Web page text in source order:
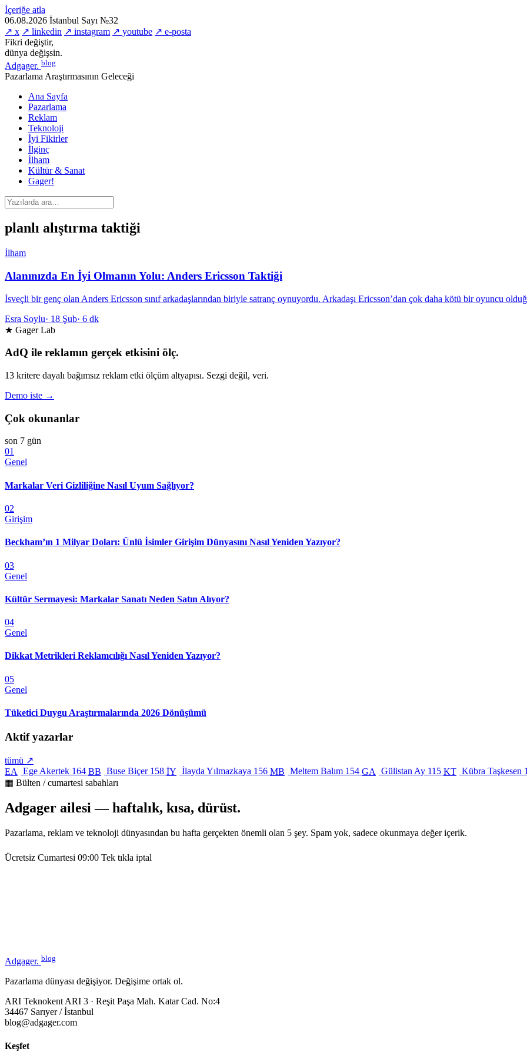
İçeriğe atla
06.08.2026 İstanbul Sayı №32
↗ x ↗ linkedin ↗ instagram ↗ youtube ↗ e-posta
Fikri değiştir,
dünya değişsin.
Adgager. blog
Pazarlama Araştırmasının Geleceği
Ana Sayfa
Pazarlama
Reklam
Teknoloji
İyi Fikirler
İlginç
İlham
Kültür & Sanat
Gager!
planlı alıştırma taktiği
İlham
Alanınızda En İyi Olmanın Yolu: Anders Ericsson Taktiği
İsveçli bir genç olan Anders Ericsson sınıf arkadaşlarından biriyle satranç oynuyordu. Arkadaşı Ericsson’dan çok daha kötü bir oyuncu
Esra Soylu· 18 Şub· 6 dk
★ Gager Lab
AdQ ile reklamın gerçek etkisini ölç.
13 kritere dayalı bağımsız reklam etki ölçüm altyapısı. Sezgi değil, veri.
Demo iste →
Çok okunanlar
son 7 gün
01
Genel
Markalar Veri Gizliliğine Nasıl Uyum Sağlıyor?
02
Girişim
Beckham’ın 1 Milyar Doları: Ünlü İsimler Girişim Dünyasını Nasıl Yeniden Yazıyor?
03
Genel
Kültür Sermayesi: Markalar Sanatı Neden Satın Alıyor?
04
Genel
Dikkat Metrikleri Reklamcılığı Nasıl Yeniden Yazıyor?
05
Genel
Tüketici Duygu Araştırmalarında 2026 Dönüşümü
Aktif yazarlar
tümü ↗
EA
Ege Akertek 164 BB Buse Biçer 158 İY İlayda Yılmazkaya 156 MB Meltem Balım 154 GA Gülistan Ay 115 KT Kübra Taşkesen
▦ Bülten / cumartesi sabahları
Adgager ailesi — haftalık, kısa, dürüst.
Pazarlama, reklam ve teknoloji dünyasından bu hafta gerçekten önemli olan 5 şey. Spam yok, sadece okunmaya değer içerik.
Ücretsiz Cumartesi 09:00 Tek tıkla iptal
Adgager. blog
Pazarlama dünyası değişiyor. Değişime ortak ol.
ARI Teknokent ARI 3 · Reşit Paşa Mah. Katar Cad. No:4
34467 Sarıyer / İstanbul
blog@adgager.com
Keşfet